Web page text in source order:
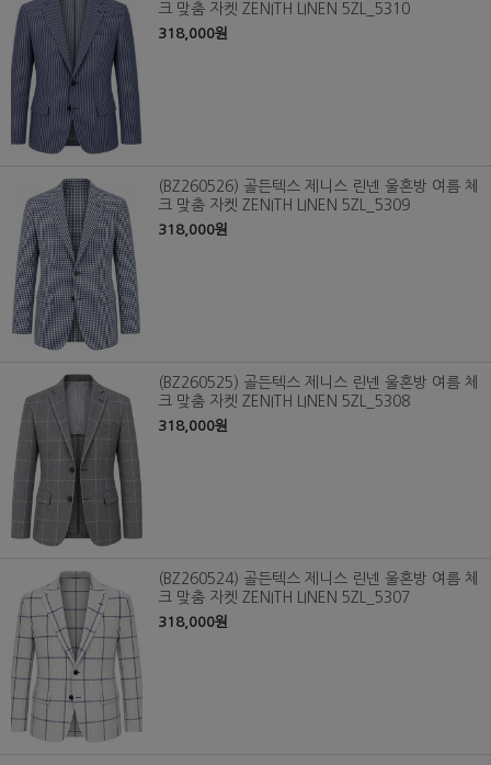
크 맞춤 자켓 ZENITH LINEN 5ZL_5310
318,000원
(BZ260526) 골든텍스 제니스 린넨 울혼방 여름 체
크 맞춤 자켓 ZENITH LINEN 5ZL_5309
318,000원
(BZ260525) 골든텍스 제니스 린넨 울혼방 여름 체
크 맞춤 자켓 ZENITH LINEN 5ZL_5308
318,000원
(BZ260524) 골든텍스 제니스 린넨 울혼방 여름 체
크 맞춤 자켓 ZENITH LINEN 5ZL_5307
318,000원